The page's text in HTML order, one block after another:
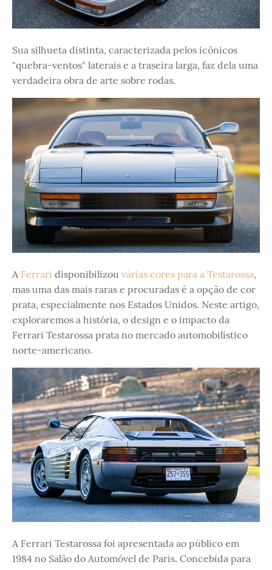
Sua silhueta distinta, caracterizada pelos icônicos
"quebra-ventos" laterais e a traseira larga, faz dela uma
verdadeira obra de arte sobre rodas.
A Ferrari disponibilizou várias cores para a Testarossa,
mas uma das mais raras e procuradas é a opção de cor
prata, especialmente nos Estados Unidos. Neste artigo,
exploraremos a história, o design e o impacto da
Ferrari Testarossa prata no mercado automobilístico
norte-americano.
A Ferrari Testarossa foi apresentada ao público em
1984 no Salão do Automóvel de Paris. Concebida para